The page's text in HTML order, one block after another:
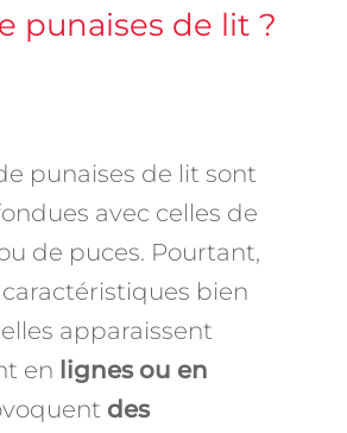
punaises de lit ?
punaises de lit sont
avec celles de
de puces. Pourtant,
bien
apparaissent
en lignes ou en
des